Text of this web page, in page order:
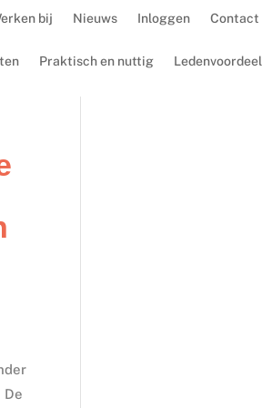
bij Nieuws Inloggen Contact
Praktisch en nuttig Ledenvoordeel
De